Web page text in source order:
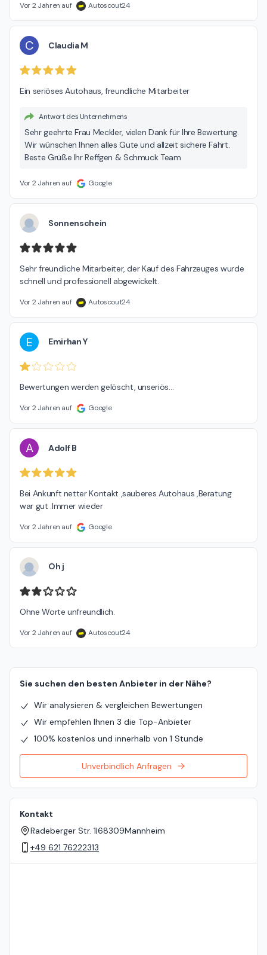
Vor 2 Jahren auf Autoscout24
C Claudia M
Ein seriöses Autohaus, freundliche Mitarbeiter
Antwort des Unternehmens
Sehr geehrte Frau Meckler, vielen Dank für Ihre Bewertung.
Wir wünschen Ihnen alles Gute und allzeit sichere Fahrt.
Beste Grüße Ihr Reffgen & Schmuck Team
Vor 2 Jahren auf Google
Sonnenschein
Sehr freundliche Mitarbeiter, der Kauf des Fahrzeuges wurde
schnell und professionell abgewickelt.
Vor 2 Jahren auf Autoscout24
E Emirhan Y
Bewertungen werden gelöscht, unseriös…
Vor 2 Jahren auf Google
A Adolf B
Bei Ankunft netter Kontakt ,sauberes Autohaus ,Beratung
war gut .Immer wieder
Vor 2 Jahren auf Google
Oh j
Ohne Worte unfreundlich.
Vor 2 Jahren auf Autoscout24
Sie suchen den besten Anbieter in der Nähe?
Wir analysieren & vergleichen Bewertungen
Wir empfehlen Ihnen 3 die Top-Anbieter
100% kostenlos und innerhalb von 1 Stunde
Unverbindlich Anfragen
Kontakt
Radeberger Str. 1|68309Mannheim
+49 621 76222313